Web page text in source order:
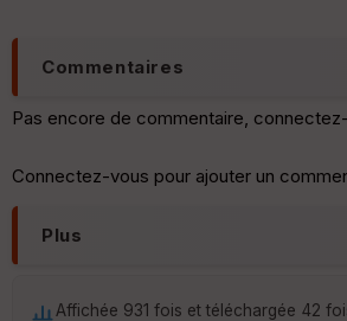
Commentaires
Pas encore de commentaire,
Connectez-vous pour ajouter un
Plus
Affichée 931 fois et téléchargée 42